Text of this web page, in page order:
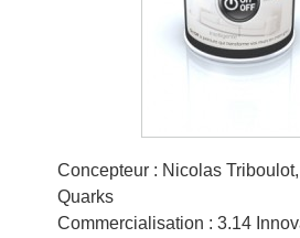
Concepteur : Nicolas
Quarks
Commercialisation : 3.14